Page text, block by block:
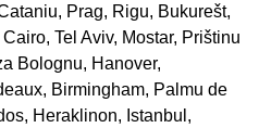
Prag, Rigu, Bukurešt,
Tel Aviv, Mostar, Prištinu
Bolognu, Hanover,
Birmingham, Palmu de
Heraklinon, Istanbul,